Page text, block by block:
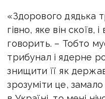
«Здорового дядька
гівно, яке він скоїв,
говорить. – Тобто
трибунал і ядерне
знищити її як
зрозуміти це, замало